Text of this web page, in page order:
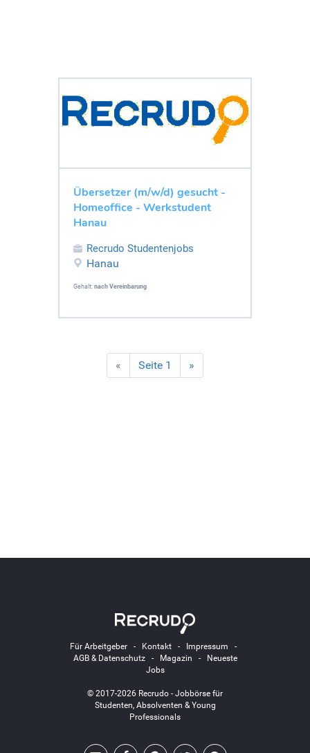
Übersetzer (m/w/d) gesucht -
Homeoffice - Werkstudent
Hanau
Recrudo Studentenjobs
Hanau
Gehalt: nach Vereinbarung
« Seite 1 »
Für Arbeitgeber- Kontakt- Impressum -
AGB & Datenschutz- Magazin -
Neueste
Jobs
© 2017-2026 Recrudo - Jobbörse für
Studenten, Absolventen & Young
Professionals